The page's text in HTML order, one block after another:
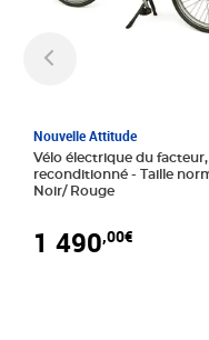
Nouvelle Attitude
Vélo électrique du facteur,
reconditionné - Taille normale -
Noir/ Rouge
1 490,00€